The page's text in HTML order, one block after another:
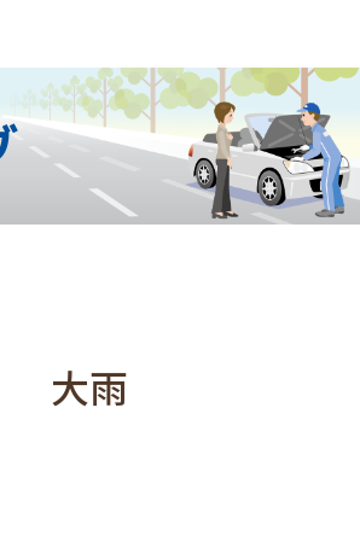
大雨